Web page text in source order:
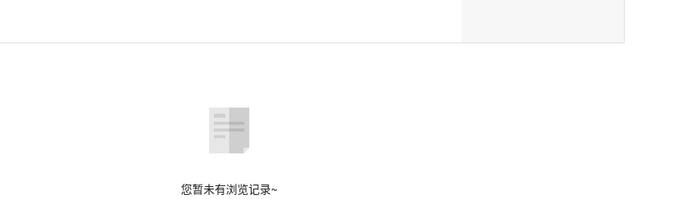
您暂未有浏览记录~